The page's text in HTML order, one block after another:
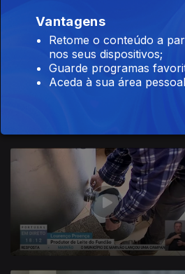
Vantagens
Retome o conteúdo a
nos seus dispositivos;
Guarde programas
Aceda à sua área